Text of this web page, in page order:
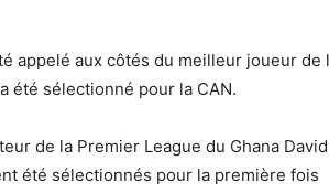
appelé aux côtés du meilleur joueur de
été sélectionné pour la CAN.
de la Premier League du Ghana David
été sélectionnés pour la première fois